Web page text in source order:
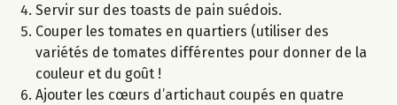
Servir sur des toasts de pain suédois.
Couper les tomates en quartiers (utiliser des
variétés de tomates différentes pour donner de la
couleur et du goût !
Ajouter les cœurs d’artichaut coupés en quatre